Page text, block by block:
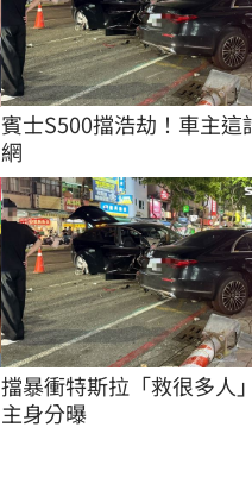
賓士S500擋浩劫！車主這
網
擋暴衝特斯拉「救很多人
主身分曝